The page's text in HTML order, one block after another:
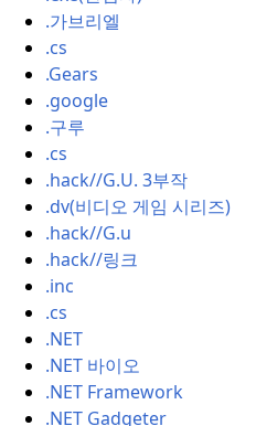
.가브리엘
.cs
.Gears
.google
.구루
.cs
.hack//G.U. 3부작
.dv(비디오 게임 시리즈)
.hack//G.u
.hack//링크
.inc
.cs
.NET
.NET 바이오
.NET Framework
.NET Gadgeter